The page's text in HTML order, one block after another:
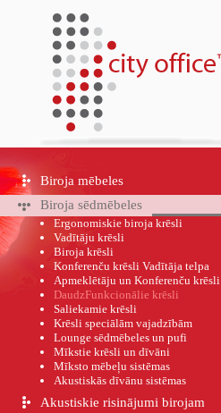
Biroja mēbeles
Biroja sēdmēbeles
Ergonomiskie biroja krēsli
Vadītāju krēsli
Biroja krēsli
Konferenču krēsli Vadītāja telpa
Apmeklētāju un Konferenču krēsli
DaudzFunkcionālie krēsli
Saliekamie krēsli
Krēsli speciālām vajadzībām
Lounge sēdmēbeles un pufi
Mīkstie krēsli un dīvāni
Mīksto mēbeļu sistēmas
Akustiskās dīvānu sistēmas
Akustiskie risinājumi birojam